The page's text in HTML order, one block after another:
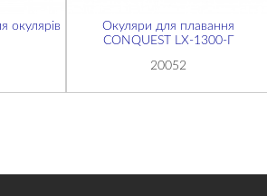
окулярів
Окуляри для плавання
CONQUEST LX-1300-Г
20052